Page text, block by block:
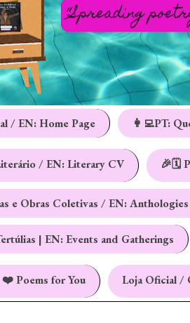
/ EN: Home Page 👩‍💻PT:
/ EN: Literary CV 🎉🗓️
e Obras Coletivas / EN:
| EN: Events and Gatherings
❤️ Poems for You Loja Oficial /